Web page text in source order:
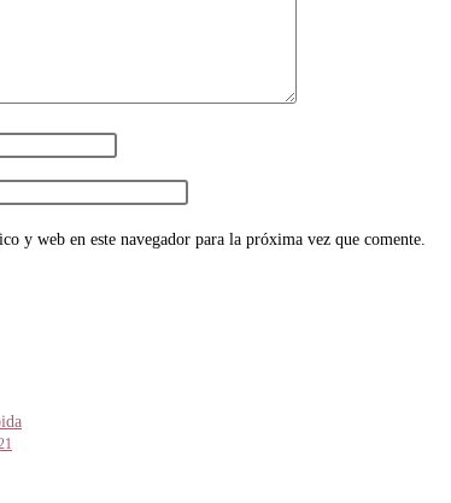
y web en este navegador para la próxima vez que comente.